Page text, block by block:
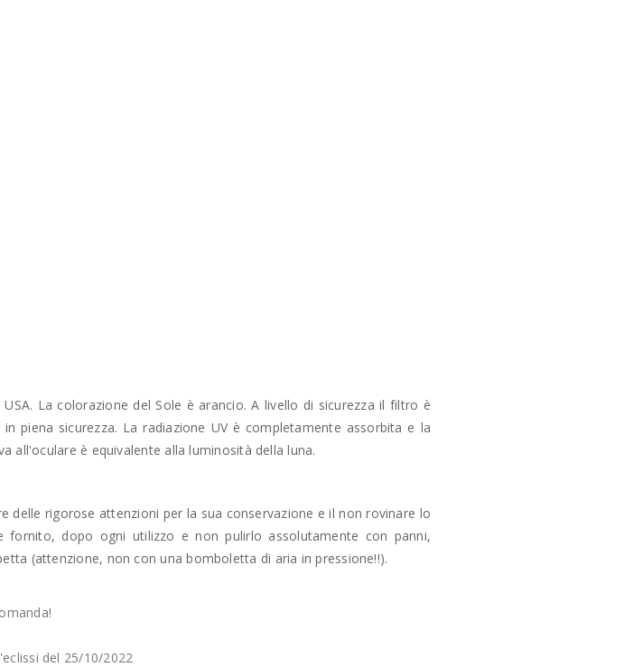
La colorazione del Sole è arancio. A livello di sicurezza il filtro è
piena sicurezza. La radiazione UV è completamente assorbita e la
all'oculare è equivalente alla luminosità della luna.
rigorose attenzioni per la sua conservazione e il non rovinare lo
dopo ogni utilizzo e non pulirlo assolutamente con panni,
(attenzione, non con una bomboletta di aria in pressione!!).
del 25/10/2022